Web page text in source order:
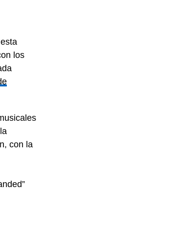
los
con la